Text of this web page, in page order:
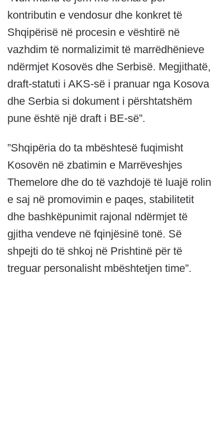
kontributin e vendosur dhe konkret të
Shqipërisë në procesin e vështirë në
vazhdim të normalizimit të marrëdhënieve
ndërmjet Kosovës dhe Serbisë. Megjithatë,
draft-statuti i AKS-së i pranuar nga Kosova
dhe Serbia si dokument i përshtatshëm
pune është një draft i BE-së”.
”Shqipëria do ta mbështesë fuqimisht
Kosovën në zbatimin e Marrëveshjes
Themelore dhe do të vazhdojë të luajë rolin
e saj në promovimin e paqes, stabilitetit
dhe bashkëpunimit rajonal ndërmjet të
gjitha vendeve në fqinjësinë tonë. Së
shpejti do të shkoj në Prishtinë për të
treguar personalisht mbështetjen time”.